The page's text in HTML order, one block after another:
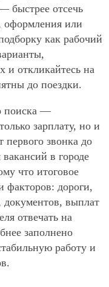
быстрее отсечь
оформления или
как рабочий
и откликайтесь на
до поездки.
поиска —
зарплату, но и
первого звонка до
в городе
что итоговое
факторов: дороги,
документов, выплат
отвечать на
заполнено
работу и